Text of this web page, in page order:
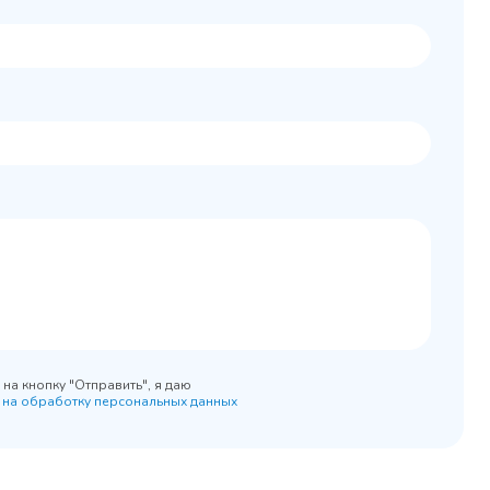
кнопку "Отправить", я даю
на обработку персональных данных